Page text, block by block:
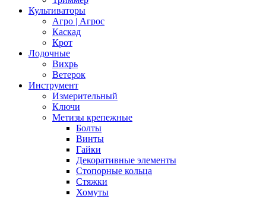
Культиваторы
Агро | Агрос
Каскад
Крот
Лодочные
Вихрь
Ветерок
Инструмент
Измерительный
Ключи
Метизы крепежные
Болты
Винты
Гайки
Декоративные элементы
Стопорные кольца
Стяжки
Хомуты